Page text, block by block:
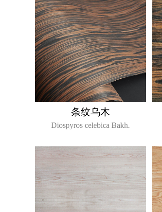
条纹乌木
Diospyros celebica Bakh.